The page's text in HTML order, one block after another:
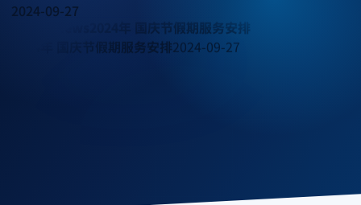
2024-09-27
2024年 国庆节假期服务安排
2024年 国庆节假期服务安排2024-09-27